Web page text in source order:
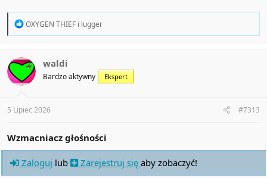
R
t
i
o
s
:
OXYGEN THIEF i lugger
waldi
Bardzo aktywny Ekspert
5 Lipiec 2026 #7313
Wzmacniacz głośności
Zaloguj lub Zarejestruj się aby zobaczyć!